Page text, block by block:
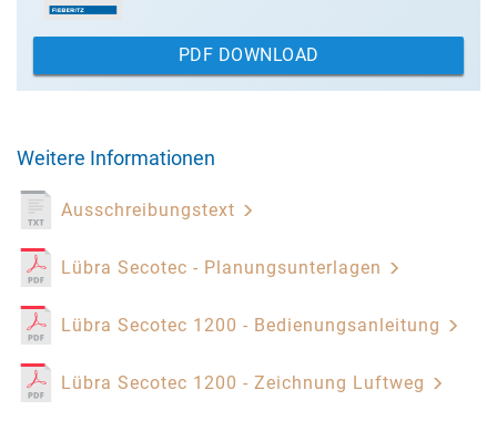
PDF DOWNLOAD
Weitere Informationen
Ausschreibungstext
Lübra Secotec - Planungsunterlagen
Lübra Secotec 1200 - Bedienungsanleitung
Lübra Secotec 1200 - Zeichnung Luftweg